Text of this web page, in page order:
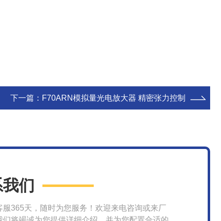
下一篇： F70ARN模拟量光电放大器 精密张力控制
们
服365天，随时为您服务！欢迎来电咨询或来厂